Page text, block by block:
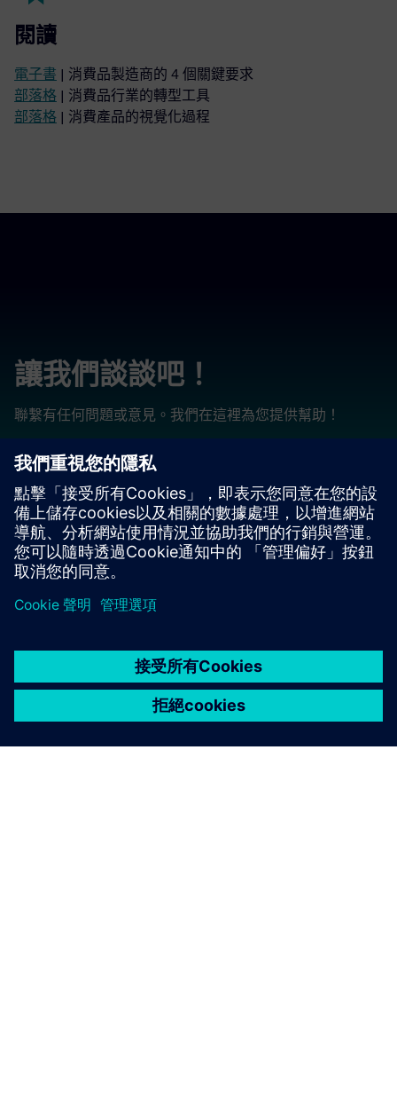
閱讀
電子書 | 消費品製造商的 4 個關鍵要求
部落格 | 消費品行業的轉型工具
部落格 | 消費產品的視覺化過程
讓我們談談吧！
聯繫有任何問題或意見。我們在這裡為您提供幫助！
Contact us